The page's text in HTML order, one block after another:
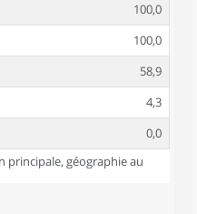
100,0
100,0
58,9
4,3
0,0
principale, géographie au